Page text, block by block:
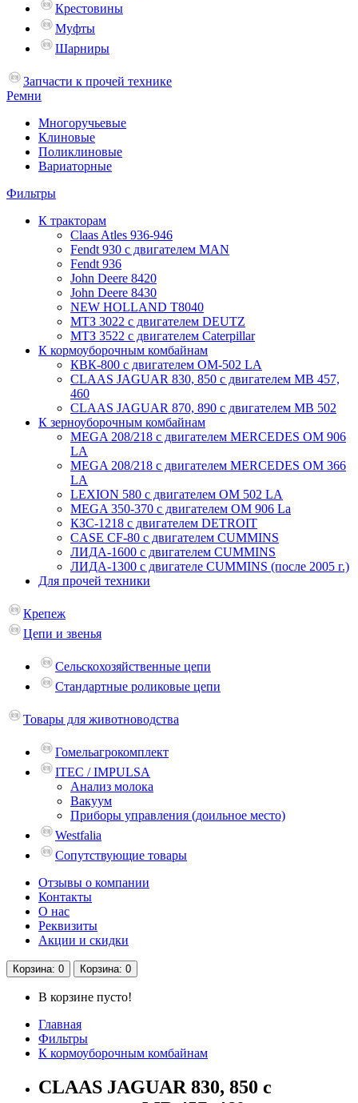
Крестовины
Муфты
Шарниры
Запчасти к прочей технике
Ремни
Многоручьевые
Клиновые
Поликлиновые
Вариаторные
Фильтры
К тракторам
Claas Atles 936-946
Fendt 930 с двигателем MAN
Fendt 936
John Deere 8420
John Deere 8430
NEW HOLLAND T8040
МТЗ 3022 с двигателем DEUTZ
МТЗ 3522 с двигателем Caterpillar
К кормоуборочным комбайнам
КВК-800 с двигателем ОМ-502 LA
CLAAS JAGUAR 830, 850 с двигателем MB 457,
460
CLAAS JAGUAR 870, 890 с двигателем MB 502
К зерноуборочным комбайнам
MEGA 208/218 c двигателем MERCEDES OM 906
LA
MEGA 208/218 с двигателем MERCEDES OM 366
LA
LEXION 580 с двигателем OM 502 LA
MEGA 350-370 с двигателем OM 906 La
КЗС-1218 с двигателем DETROIT
CASE CF-80 с двигателем CUMMINS
ЛИДА-1600 с двигателем CUMMINS
ЛИДА-1300 с двигателе CUMMINS (после 2005 г.)
Для прочей техники
Крепеж
Цепи и звенья
Сельскохозяйственные цепи
Стандартные роликовые цепи
Товары для животноводства
Гомельагрокомплект
ITEC / IMPULSA
Анализ молока
Вакуум
Приборы управления (доильное место)
Westfalia
Сопутствующие товары
Отзывы о компании
Контакты
О нас
Реквизиты
Акции и скидки
Корзина: 0 Корзина: 0
В корзине пусто!
Главная
Фильтры
К кормоуборочным комбайнам
CLAAS JAGUAR 830, 850 с